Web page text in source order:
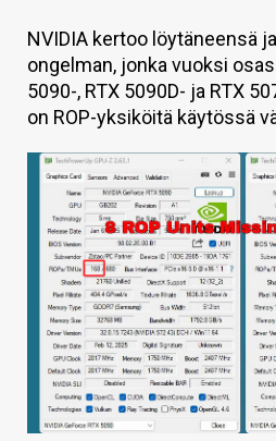
TIETOA
HINTA.FI
KAUPPA
VAIHDA TEEMA
HAKU
NVIDIA kertoo löytäneensä
ongelman, jonka vuoksi
5090-, RTX 5090D- ja RTX
on ROP-yksiköitä käytössä